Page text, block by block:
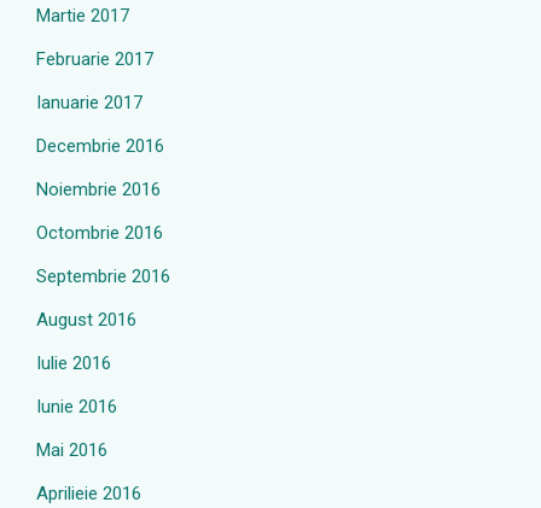
Martie 2017
Februarie 2017
Ianuarie 2017
Decembrie 2016
Noiembrie 2016
Octombrie 2016
Septembrie 2016
August 2016
Iulie 2016
Iunie 2016
Mai 2016
Aprilieie 2016